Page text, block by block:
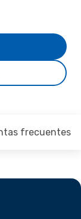
frecuentes